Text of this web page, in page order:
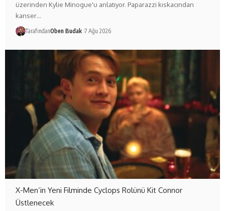
üzerinden Kylie Minogue'u anlatıyor. Paparazzi kıskacından
kanser…
TarafındanOben Budak 7 Ağu 2026
X-Men’in Yeni Filminde Cyclops Rolünü Kit Connor
Üstlenecek